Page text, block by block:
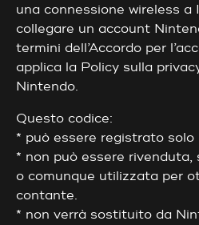
una connessione wireless
collegare un account
termini dell’Accordo per
applica la Policy sulla
Nintendo.
Questo codice:
* può essere registrato solo
* non può essere
o comunque utilizzata per
contante.
* non verrà sostituito da